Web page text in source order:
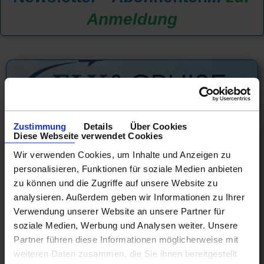
Zustimmung Details
Über Cookies
Diese Webseite verwendet Cookies
Wir verwenden Cookies, um Inhalte und Anzeigen zu
personalisieren, Funktionen für soziale Medien anbieten
zu können und die Zugriffe auf unsere Website zu
analysieren. Außerdem geben wir Informationen zu Ihrer
Verwendung unserer Website an unsere Partner für
soziale Medien, Werbung und Analysen weiter. Unsere
Partner führen diese Informationen möglicherweise mit
weiteren Daten zusammen, die Sie ihnen bereitgestellt
Anmeldung
Holland America Karibik Special! Jetzt
FLY & Cruise buchen....
Östliche Karibik 8 Tage ab/an Miami